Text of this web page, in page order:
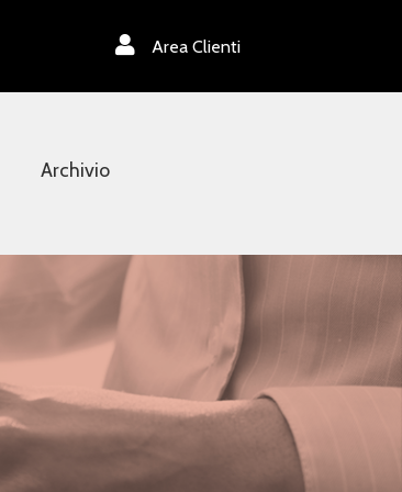
Area Clienti
Archivio